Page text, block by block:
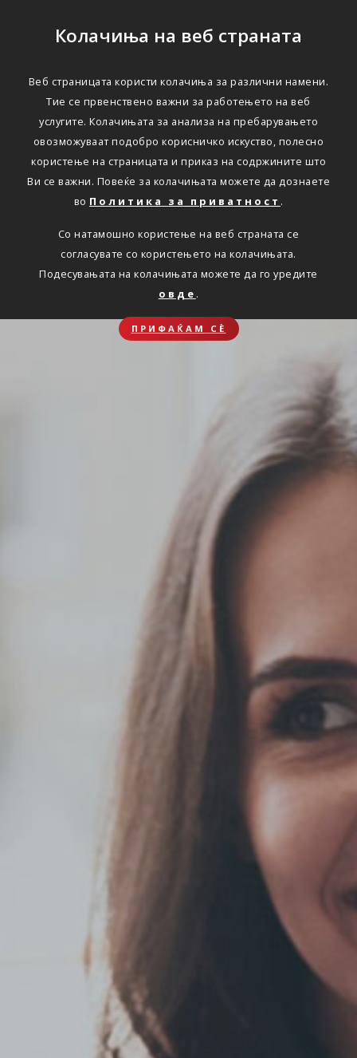
Колачиња на веб страната
Веб страницата користи колачиња за различни намени.
Тие се првенствено важни за работењето на веб
услугите. Колачињата за анализа на пребарувањето
овозможуваат подобро корисничко искуство, полесно
користење на страницата и приказ на содржините што
Ви се важни. Повеќе за колачињата можете да дознаете
во Политика за приватност .
Со натамошно користење на веб страната се
согласувате со користењето на колачињата.
Подесувањата на колачињата можете да го уредите
овде .
ПРИФАЌАМ СЀ